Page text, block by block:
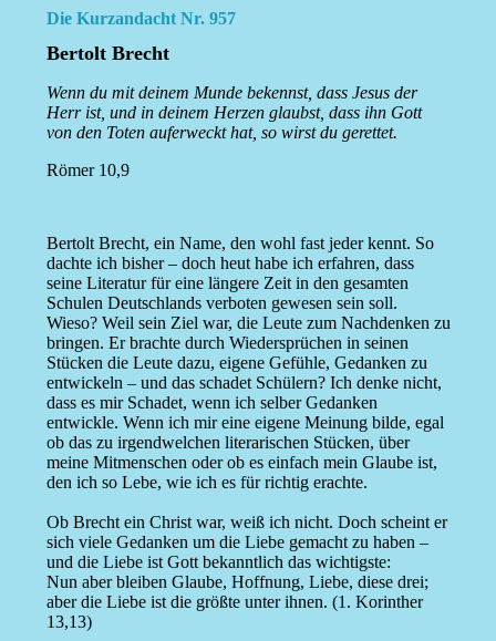
Die Kurzandacht Nr. 957
Bertolt Brecht
Wenn du mit deinem Munde bekennst, dass Jesus der
Herr ist, und in deinem Herzen glaubst, dass ihn Gott
von den Toten auferweckt hat, so wirst du gerettet.
Römer 10,9
Bertolt Brecht, ein Name, den wohl fast jeder kennt. So
dachte ich bisher – doch heut habe ich erfahren, dass
seine Literatur für eine längere Zeit in den gesamten
Schulen Deutschlands verboten gewesen sein soll.
Wieso? Weil sein Ziel war, die Leute zum Nachdenken zu
bringen. Er brachte durch Wiedersprüchen in seinen
Stücken die Leute dazu, eigene Gefühle, Gedanken zu
entwickeln – und das schadet Schülern? Ich denke nicht,
dass es mir Schadet, wenn ich selber Gedanken
entwickle. Wenn ich mir eine eigene Meinung bilde, egal
ob das zu irgendwelchen literarischen Stücken, über
meine Mitmenschen oder ob es einfach mein Glaube ist,
den ich so Lebe, wie ich es für richtig erachte.
Ob Brecht ein Christ war, weiß ich nicht. Doch scheint er
sich viele Gedanken um die Liebe gemacht zu haben –
und die Liebe ist Gott bekanntlich das wichtigste:
Nun aber bleiben Glaube, Hoffnung, Liebe, diese drei;
aber die Liebe ist die größte unter ihnen. (1. Korinther
13,13)